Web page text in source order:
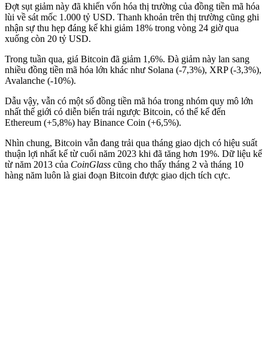
Đợt sụt giảm này đã khiến vốn hóa thị trường của đồng tiền mã hóa
lùi về sát mốc 1.000 tỷ USD. Thanh khoản trên thị trường cũng ghi
nhận sự thu hẹp đáng kể khi giảm 18% trong vòng 24 giờ qua
xuống còn 20 tỷ USD.
Trong tuần qua, giá Bitcoin đã giảm 1,6%. Đà giảm này lan sang
nhiều đồng tiền mã hóa lớn khác như Solana (-7,3%), XRP (-3,3%),
Avalanche (-10%).
Dẫu vậy, vẫn có một số đồng tiền mã hóa trong nhóm quy mô lớn
nhất thế giới có diễn biến trái ngược Bitcoin, có thể kể đến
Ethereum (+5,8%) hay Binance Coin (+6,5%).
Nhìn chung, Bitcoin vẫn đang trải qua tháng giao dịch có hiệu suất
thuận lợi nhất kể từ cuối năm 2023 khi đã tăng hơn 19%. Dữ liệu kể
từ năm 2013 của CoinGlass cũng cho thấy tháng 2 và tháng 10
hàng năm luôn là giai đoạn Bitcoin được giao dịch tích cực.